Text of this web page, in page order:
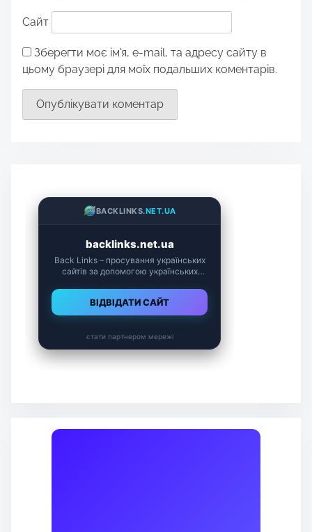
Сайт
Зберегти моє ім'я, e-mail, та адресу сайту в
цьому браузері для моїх подальших коментарів.